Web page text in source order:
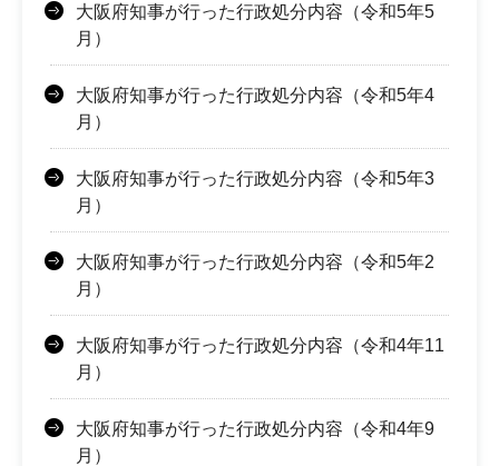
大阪府知事が行った行政処分内容（令和5年5
月）
大阪府知事が行った行政処分内容（令和5年4
月）
大阪府知事が行った行政処分内容（令和5年3
月）
大阪府知事が行った行政処分内容（令和5年2
月）
大阪府知事が行った行政処分内容（令和4年11
月）
大阪府知事が行った行政処分内容（令和4年9
月）